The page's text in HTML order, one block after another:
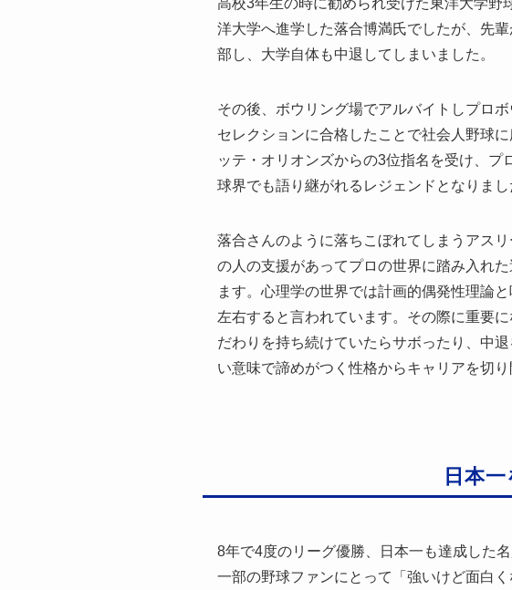
洋大学へ進学した落合博満氏でしたが、先
部し、大学自体も中退してしまいました。
その後、ボウリング場でアルバイトしプロ
セレクションに合格したことで社会人野球
ッテ・オリオンズからの3位指名を受け、
球界でも語り継がれるレジェンドとなりまし
落合さんのように落ちこぼれてしまうアス
の人の支援があってプロの世界に踏み入れ
ます。心理学の世界では計画的偶発性理論
左右すると言われています。その際に重要
だわりを持ち続けていたらサボったり、中
い意味で諦めがつく性格からキャリアを切
日本
8年で4度のリーグ優勝、日本一も達成した
一部の野球ファンにとって「強いけど面白